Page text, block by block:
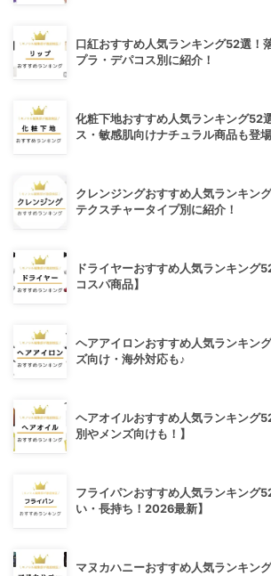
口紅おすすめ人気ランキング52選！
プラ・デパコス別に紹介！
化粧下地おすすめ人気ランキング52
ス・敏感肌向けナチュラル商品も登場
クレンジングおすすめ人気ランキン
テクスチャータイプ別に紹介！
ドライヤーおすすめ人気ランキング
コスパ商品】
ヘアアイロンおすすめ人気ランキン
ズ向け・海外対応も♪
ヘアオイルおすすめ人気ランキング
別やメンズ向けも！】
フライパンおすすめ人気ランキング
い・長持ち！2026最新】
マヌカハニーおすすめ人気ランキン